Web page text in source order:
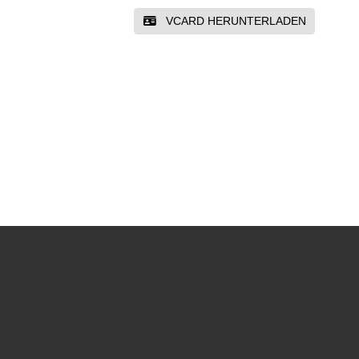
VCARD HERUNTERLADEN